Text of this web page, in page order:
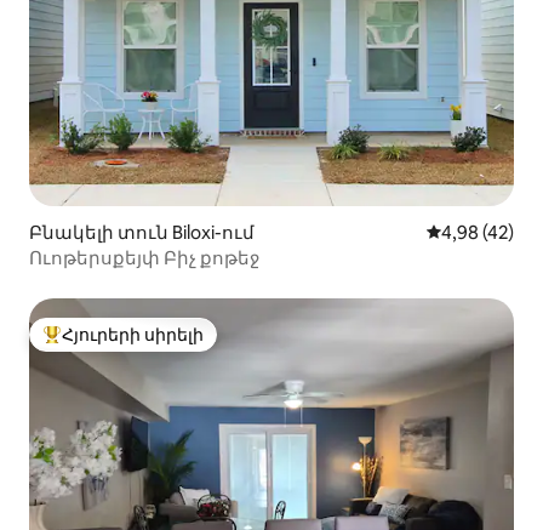
Բնակելի տուն Biloxi-ում Միջին
4,98 (42)
Ուոթերսքեյփ Բիչ քոթեջ
Հյուրերի սիրելի լավագույն տները
Հյուրերի սիրելի